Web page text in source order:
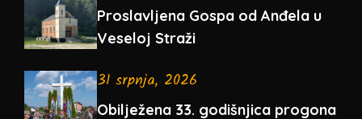
Proslavljena Gospa od Anđela u
Veseloj Straži
31 srpnja, 2026
Obilježena 33. godišnjica progona